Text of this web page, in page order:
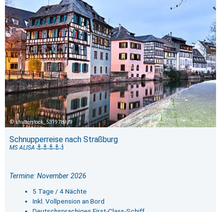
shutterstock_531978979
Schnupperreise nach Straßburg
MS ALISA
Termine: November 2026
5 Tage / 4 Nächte
Inkl. Vollpension an Bord